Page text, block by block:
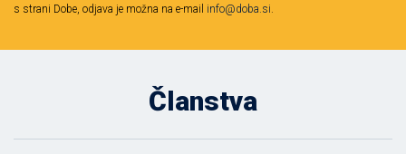
s strani Dobe, odjava je možna na e-mail info@doba.si.
Članstva